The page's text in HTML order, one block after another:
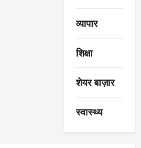
व्यापार
शिक्षा
शेयर बाज़ार
स्वास्थ्य